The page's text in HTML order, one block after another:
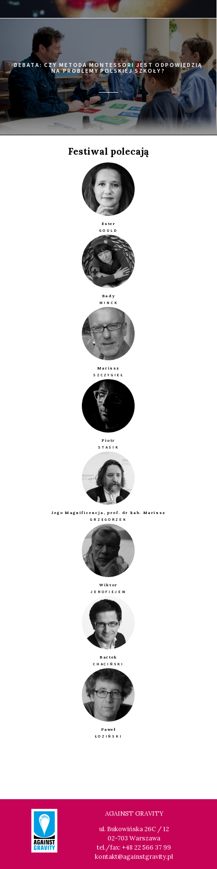
21:15
Luna, sala A
MATANGI / MAYA / M.I.A
KUP BILET
21:15
Iluzjon, sala Stolica
78/52
KUP BILET
21:15
Kinoteka, sala 7
W TENISIE LOVE ZNACZY ZERO
KUP BILET
Iluzjon, sala Mała Czarna
ZABAWY MĘŻCZYZN
KUP BILET
Kinoteka, sala 3
KOŁYMA - DROGA KOŚĆMI USŁANA
DEBATA: CZY METODA MONTESSORI JEST ODPOWIEDZIĄ
NA PROBLEMY POLSKIEJ SZKOŁY?
Festiwal polecają
Ester
GOULD
Bady
MINCK
Mariusz
SZCZYGIEŁ
Piotr
STASIK
Jego Magnificencja, prof. dr hab. Mariusz
GRZEGORZEK
Wiktor
JEROFIEJEW
Bartek
CHACIŃSKI
Paweł
ŁOZIŃSKI
AGAINST GRAVITY
ul. Bukowińska 26C / 12
02-703 Warszawa
tel./fax: +48 22 566 37 99
kontakt@againstgravity.pl